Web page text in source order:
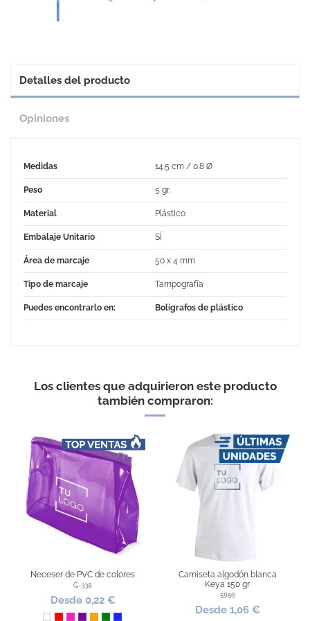
Detalles del producto
Opiniones
Medidas 14.5 cm / 0.8 Ø
Peso 5 gr.
Material Plástico
Embalaje Unitario SÍ
Área de marcaje 50 x 4 mm
Tipo de marcaje Tampografía
Puedes encontrarlo en: Bolígrafos de plástico
Los clientes que adquirieron este producto
también compraron:
Neceser de PVC de colores
G-338
Desde 0,22 €
Camiseta algodón blanca
Keya 150 gr
5856
Desde 1,06 €